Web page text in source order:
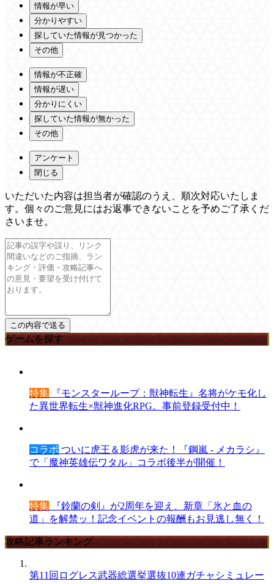
情報が早い
分かりやすい
探していた情報が見つかった
その他
情報が不正確
情報が遅い
分かりにくい
探していた情報が無かった
その他
アンケート
閉じる
いただいた内容は担当者が確認のうえ、順次対応いたしま
す。個々のご意見にはお返事できないことを予めご了承くだ
さいませ。
ゲームを探す
特集 『モンスターループ：獣神転生』名将がケモ化し
た異世界転生×獣神進化RPG。事前登録受付中！
コラボ ついに虎王＆影虎が来た！『鋼嵐 - メカラシ』
で「魔神英雄伝ワタル」コラボ後半が開催！
特集 『鈴蘭の剣』が2周年を迎え、新章「氷と血の
道」を解禁ッ！記念イベントの報酬もお見逃し無く！
攻略記事ランキング
第11回ログレス武器総選挙選抜10連ガチャシミュレー